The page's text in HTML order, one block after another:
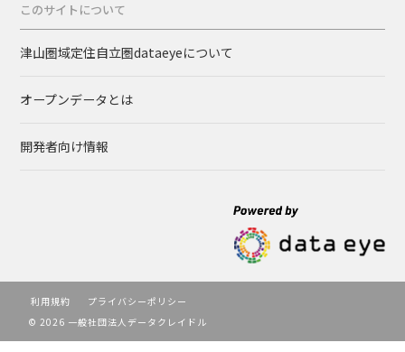
このサイトについて
津山圏域定住自立圏dataeyeについて
オープンデータとは
開発者向け情報
利用規約
プライバシーポリシー
© 2026 一般社団法人データクレイドル